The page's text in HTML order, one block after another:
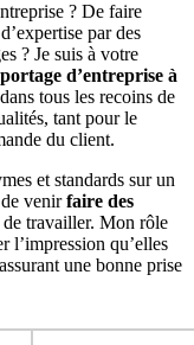
? De faire
par des
? Je suis à votre
d’entreprise à
tous les recoins de
tant pour le
du client.
et standards sur un
venirfaire des
travailler. Mon rôle
l’impression qu’elles
une bonne prise